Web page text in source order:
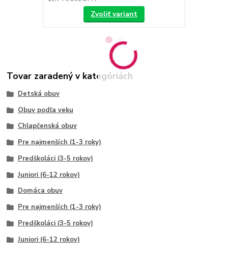
Zvoliť variant
Tovar zaradený v kategóriách
Detská obuv
Obuv podľa veku
Chlapčenská obuv
Pre najmenších (1-3 roky)
Predškoláci (3-5 rokov)
Juniori (6-12 rokov)
Domáca obuv
Pre najmenších (1-3 roky)
Predškoláci (3-5 rokov)
Juniori (6-12 rokov)